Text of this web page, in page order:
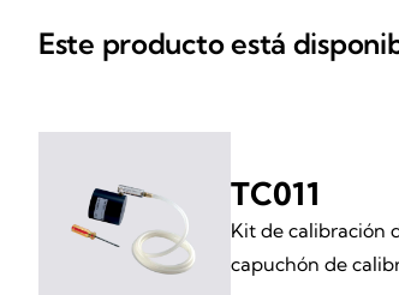
Este producto está
TC011
Kit de calibración
capuchón de